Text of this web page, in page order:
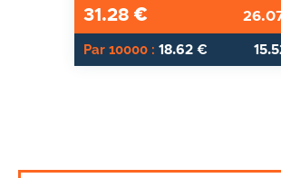
31.28€
Par 10000 : 18.62€